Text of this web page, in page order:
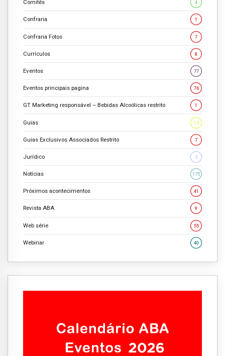
Comitês 4
Confraria 1
Confraria Fotos 7
Currículos 8
Eventos 77
Eventos principais pagina 76
GT Marketing responsável – Bebidas Alcoólicas restrito 1
Guias 16
Guias Exclusivos Associados Restrito 7
Jurídico 3
Notícias 175
Próximos acontecimentos 41
Revista ABA 9
Web série 55
Webinar 40